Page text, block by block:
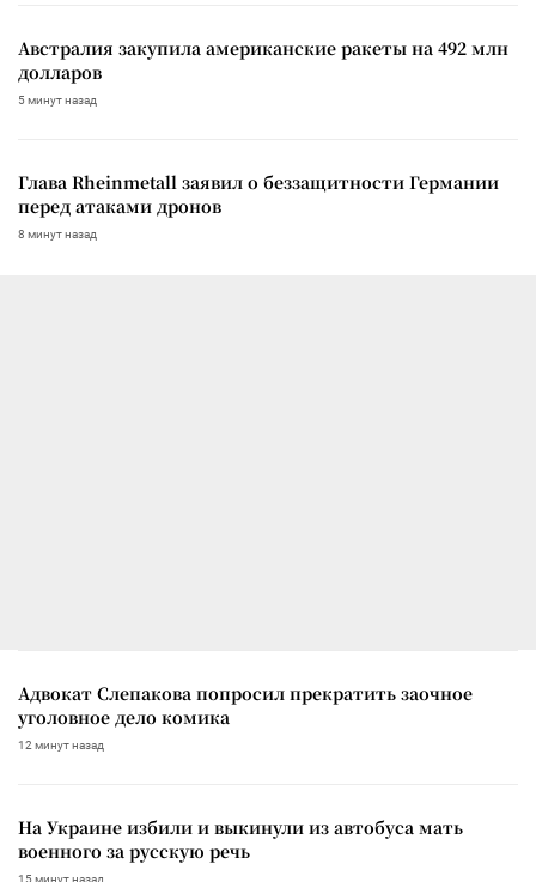
Австралия закупила американские ракеты на 492 млн
долларов
5 минут назад
Глава Rheinmetall заявил о беззащитности Германии
перед атаками дронов
8 минут назад
Адвокат Слепакова попросил прекратить заочное
уголовное дело комика
12 минут назад
На Украине избили и выкинули из автобуса мать
военного за русскую речь
15 минут назад